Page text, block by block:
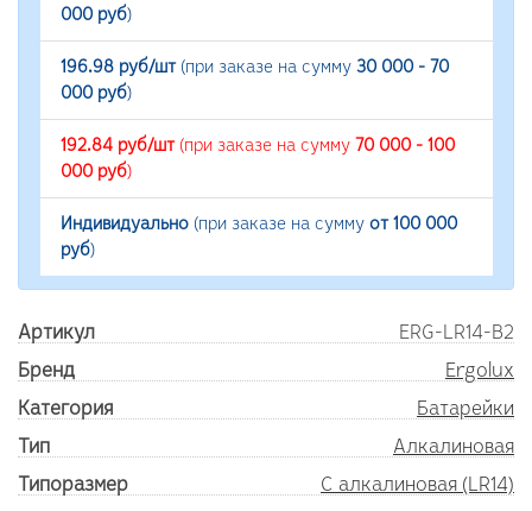
000 руб)
196.98 руб/шт(при заказе на сумму 30 000 - 70
000 руб)
192.84 руб/шт(при заказе на сумму 70 000 - 100
000 руб)
Индивидуально (при заказе на сумму от 100 000
руб)
Артикул
ERG-LR14-B2
Бренд
Ergolux
Категория
Батарейки
Тип
Алкалиновая
Типоразмер
C алкалиновая (LR14)